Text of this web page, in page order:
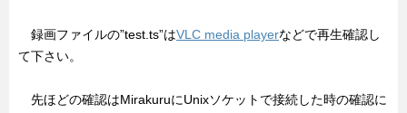
録画ファイルの”test.ts”はVLC media playerなどで再生確認し
て下さい。
先ほどの確認はMirakuruにUnixソケットで接続した時の確認に